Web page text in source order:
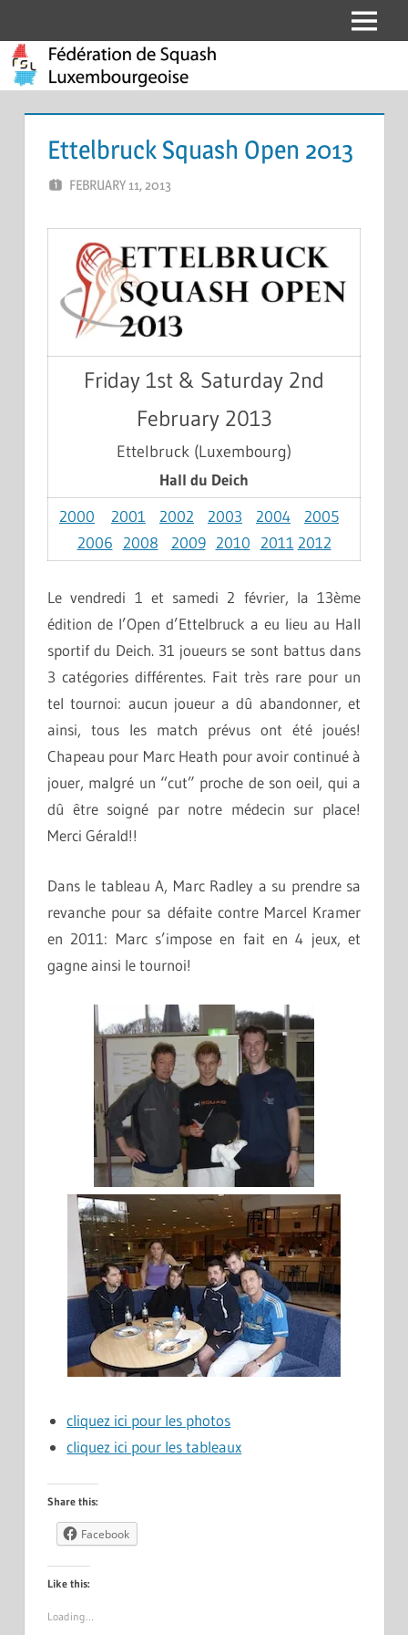
to
content
Fédération
de
Squash
Luxembourgeoise
Menu
Ettelbruck Squash Open 2013
FEBRUARY 11, 2013
Friday 1st & Saturday 2nd
February 2013
Ettelbruck (Luxembourg)
Hall du Deich
2000
2001 2002 2003 2004
2005
2006
2008 2009 2010 2011 2012
Le vendredi 1 et samedi 2 février, la 13ème
édition de l’Open d’Ettelbruck a eu lieu au Hall
sportif du Deich. 31 joueurs se sont battus dans
3 catégories différentes. Fait très rare pour un
tel tournoi: aucun joueur a dû abandonner, et
ainsi, tous les match prévus ont été joués!
Chapeau pour Marc Heath pour avoir continué à
jouer, malgré un “cut” proche de son oeil, qui a
dû être soigné par notre médecin sur place!
Merci Gérald!!
Dans le tableau A, Marc Radley a su prendre sa
revanche pour sa défaite contre Marcel Kramer
en 2011: Marc s’impose en fait en 4 jeux, et
gagne ainsi le tournoi!
cliquez ici pour les photos
cliquez ici pour les tableaux
Share this:
Facebook
Like this:
Loading…